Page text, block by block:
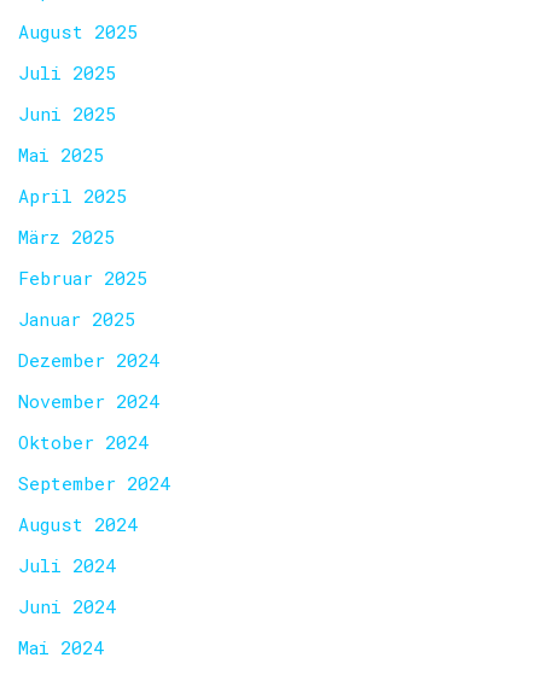
August 2025
Juli 2025
Juni 2025
Mai 2025
April 2025
März 2025
Februar 2025
Januar 2025
Dezember 2024
November 2024
Oktober 2024
September 2024
August 2024
Juli 2024
Juni 2024
Mai 2024